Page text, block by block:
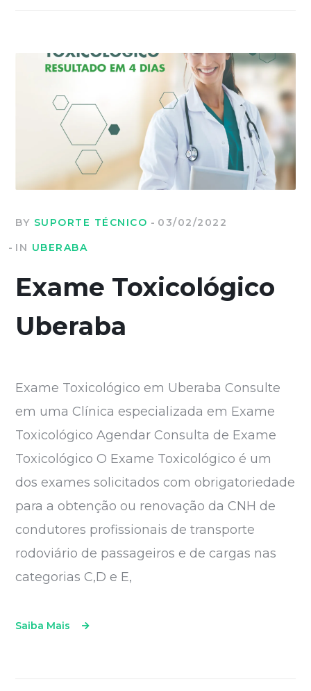
BY SUPORTE TÉCNICO
03/02/2022
IN UBERABA
Exame Toxicológico
Uberaba
Exame Toxicológico em Uberaba Consulte
em uma Clínica especializada em Exame
Toxicológico Agendar Consulta de Exame
Toxicológico O Exame Toxicológico é um
dos exames solicitados com obrigatoriedade
para a obtenção ou renovação da CNH de
condutores profissionais de transporte
rodoviário de passageiros e de cargas nas
categorias C,D e E,
Saiba Mais